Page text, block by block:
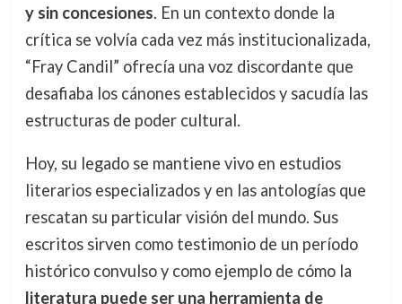
y sin concesiones. En un contexto donde la
crítica se volvía cada vez más institucionalizada,
“Fray Candil” ofrecía una voz discordante que
desafiaba los cánones establecidos y sacudía las
estructuras de poder cultural.
Hoy, su legado se mantiene vivo en estudios
literarios especializados y en las antologías que
rescatan su particular visión del mundo. Sus
escritos sirven como testimonio de un período
histórico convulso y como ejemplo de cómo la
literatura puede ser una herramienta de